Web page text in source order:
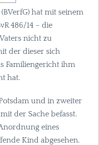
hat mit seinem
486/14 – die
nicht zu
der dieser sich
Familiengericht ihm
hat.
und in zweiter
der Sache befasst.
eines
Kind abgesehen.